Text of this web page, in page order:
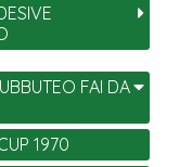
FAI DA
1970